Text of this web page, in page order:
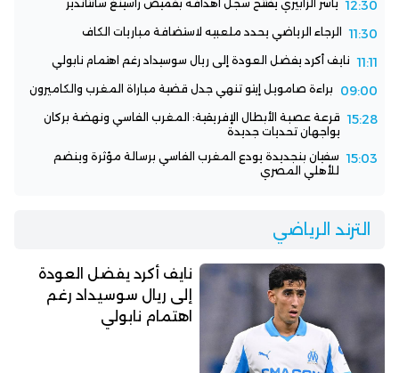
12:30 ياسر الزابيري يفتتح سجل أهدافه بقميص راسينغ سانتاندير
11:30 الرجاء الرياضي يحدد ملعبيه لاستضافة مباريات الكاف
11:11 نايف أكرد يفضل العودة إلى ريال سوسيداد رغم اهتمام نابولي
09:00 براءة صامويل إيتو تنهي جدل قضية مباراة المغرب والكاميرون
15:28 قرعة عصبة الأبطال الإفريقية: المغرب الفاسي ونهضة بركان
يواجهان تحديات جديدة
15:03 سفيان بنجديدة يودع المغرب الفاسي برسالة مؤثرة وينضم
للأهلي المصري
الترند الرياضي
نايف أكرد يفضل العودة
إلى ريال سوسيداد رغم
اهتمام نابولي